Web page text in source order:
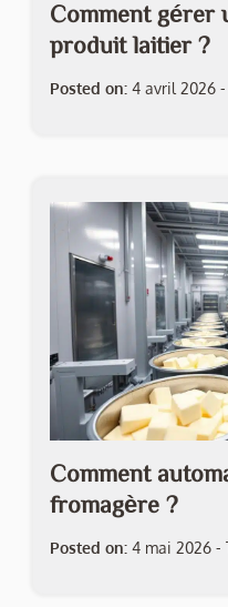
Comment gérer
produit laitier ?
Posted on: 4 avril 2026 -
Comment
fromagère ?
Posted on: 4 mai 2026 -